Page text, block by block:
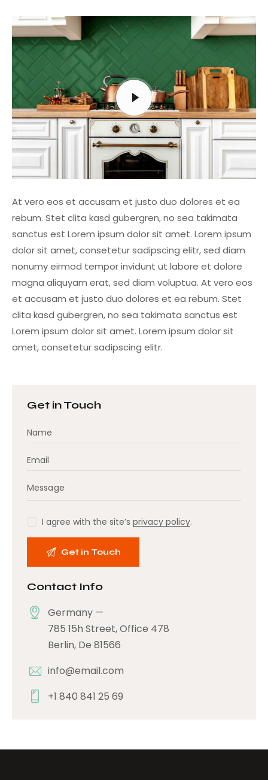
At vero eos et accusam et justo duo dolores et ea
rebum. Stet clita kasd gubergren, no sea takimata
sanctus est Lorem ipsum dolor sit amet. Lorem ipsum
dolor sit amet, consetetur sadipscing elitr, sed diam
nonumy eirmod tempor invidunt ut labore et dolore
magna aliquyam erat, sed diam voluptua. At vero eos
et accusam et justo duo dolores et ea rebum. Stet
clita kasd gubergren, no sea takimata sanctus est
Lorem ipsum dolor sit amet. Lorem ipsum dolor sit
amet, consetetur sadipscing elitr.
Get in Touch
I agree with the site’sprivacy policy.
Contact Info
Germany —
785 15h Street, Office 478
Berlin, De 81566
info@email.com
+1 840 841 25 69